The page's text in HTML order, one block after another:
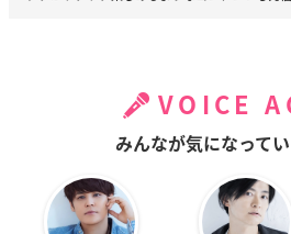
VOICE
みんなが気になって